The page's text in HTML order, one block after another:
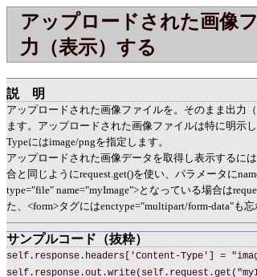
アップロードされた画像
力（表示）する
説明
アップロードされた画像ファイルを。そのまま出力
ます。アップロードされた画像ファイルは特に明示
Typeにはimage/pngを指定します。
アップロードされた画像データを取得し表示するに
合と同じようにrequest.get()を使い、パラメータに
type="file" name="myImage">となっている場合は
た、<form>タグにはenctype="multipart/form-data"も
サンプルコード（抜粋）
self.response.headers['Content-Type'] =